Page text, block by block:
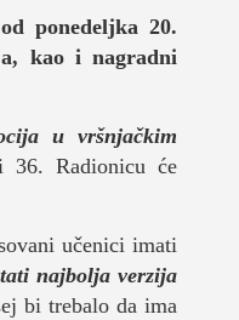
ponedeljka 20.
kao i nagradni
u vršnjačkim
36. Radionicu će
učenici imati
najbolja verzija
bi trebalo da ima